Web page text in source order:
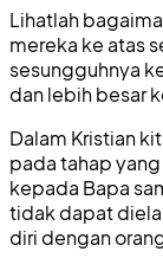
Lihatlah
mereka ke atas
sesungguhnya
dan lebih besar
Dalam Kristian
pada tahap
kepada Bapa
tidak dapat
diri dengan